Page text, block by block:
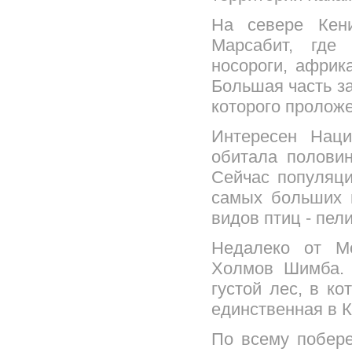
На севере
Марсабит,
носороги,
Большая часть
которого
Интересен
обитала
Сейчас
самых больших
видов птиц -
Недалеко от
Холмов Шимба.
густой лес, в
единственная в
По всему